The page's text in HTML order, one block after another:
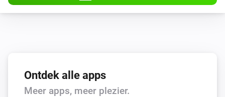
Ontdek alle apps
Meer apps, meer plezier.